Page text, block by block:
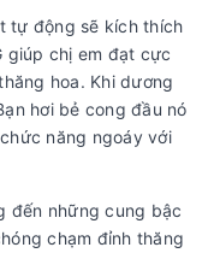
tự động sẽ kích thích
giúp chị em đạt cực
hoa. Khi dương
hơi bẻ cong đầu nó
năng ngoáy với
đến những cung bậc
chạm đỉnh thăng